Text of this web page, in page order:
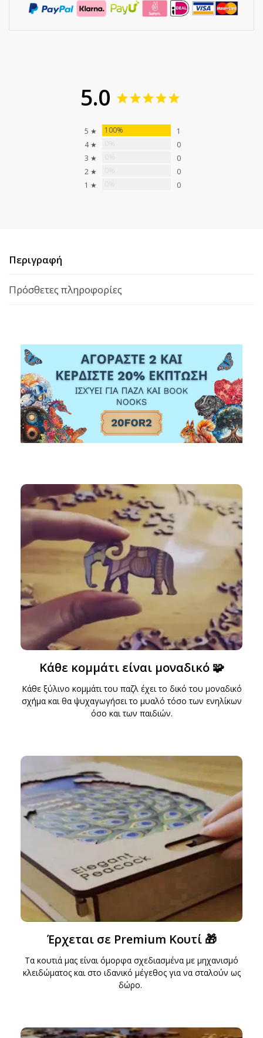
5.0
5 ★ 100%
1
4 ★
0
3 ★
0
2 ★
0
1 ★
0
Περιγραφή
Πρόσθετες πληροφορίες
Κάθε κομμάτι είναι μοναδικό 🧩
Κάθε ξύλινο κομμάτι του παζλ έχει το δικό του μοναδικό
σχήμα και θα ψυχαγωγήσει το μυαλό τόσο των ενηλίκων
όσο και των παιδιών.
Έρχεται σε Premium Κουτί 🎁
Τα κουτιά μας είναι όμορφα σχεδιασμένα με μηχανισμό
κλειδώματος και στο ιδανικό μέγεθος για να σταλούν ως
δώρο.